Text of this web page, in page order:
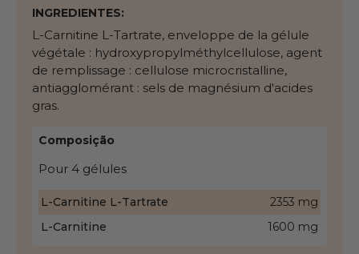
INGREDIENTES:
L-Carnitine L-Tartrate, enveloppe de la gélule
végétale : hydroxypropylméthylcellulose, agent
de remplissage : cellulose microcristalline,
antiagglomérant : sels de magnésium d'acides
gras.
Composição
Pour 4 gélules
L-Carnitine L-Tartrate
2353 mg
L-Carnitine
1600 mg